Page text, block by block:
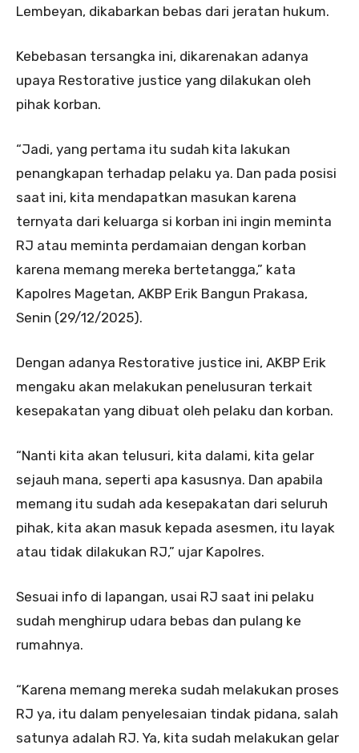
Lembeyan, dikabarkan bebas dari jeratan hukum.
Kebebasan tersangka ini, dikarenakan adanya
upaya Restorative justice yang dilakukan oleh
pihak korban.
“Jadi, yang pertama itu sudah kita lakukan
penangkapan terhadap pelaku ya. Dan pada posisi
saat ini, kita mendapatkan masukan karena
ternyata dari keluarga si korban ini ingin meminta
RJ atau meminta perdamaian dengan korban
karena memang mereka bertetangga,” kata
Kapolres Magetan, AKBP Erik Bangun Prakasa,
Senin (29/12/2025).
Dengan adanya Restorative justice ini, AKBP Erik
mengaku akan melakukan penelusuran terkait
kesepakatan yang dibuat oleh pelaku dan korban.
“Nanti kita akan telusuri, kita dalami, kita gelar
sejauh mana, seperti apa kasusnya. Dan apabila
memang itu sudah ada kesepakatan dari seluruh
pihak, kita akan masuk kepada asesmen, itu layak
atau tidak dilakukan RJ,” ujar Kapolres.
Sesuai info di lapangan, usai RJ saat ini pelaku
sudah menghirup udara bebas dan pulang ke
rumahnya.
“Karena memang mereka sudah melakukan proses
RJ ya, itu dalam penyelesaian tindak pidana, salah
satunya adalah RJ. Ya, kita sudah melakukan gelar